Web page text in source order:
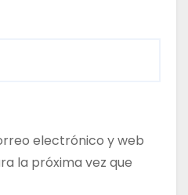
electrónico y web
la próxima vez que